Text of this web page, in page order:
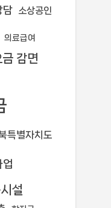
담 소상공인
의료급여
감면
특별자치도
업
설